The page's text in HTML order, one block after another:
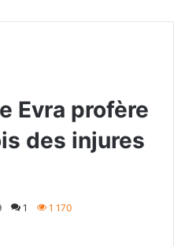
Evra profère
des injures
1 1 170